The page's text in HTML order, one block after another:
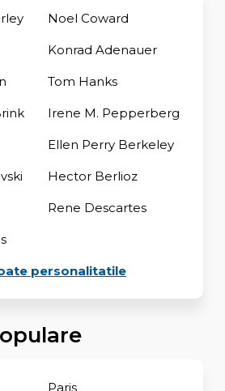
Noel Coward
Konrad Adenauer
Tom Hanks
Irene M. Pepperberg
Ellen Perry Berkeley
Hector Berlioz
Rene Descartes
personalitatile
Paris